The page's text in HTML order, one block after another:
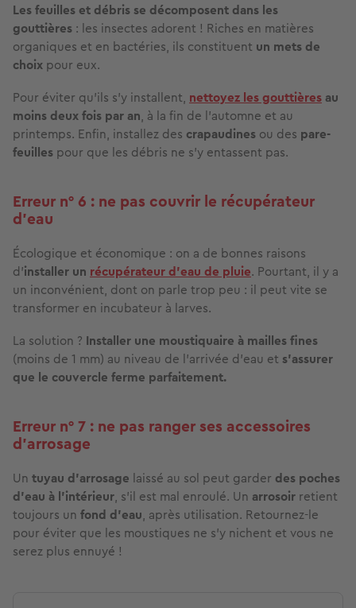
Les feuilles et débris se décomposent dans les
gouttières : les insectes adorent ! Riches en matières
organiques et en bactéries, ils constituent un mets de
choix pour eux.
Pour éviter qu'ils s'y installent, nettoyez les gouttières au
moins deux fois par an, à la fin de l'automne et au
printemps. Enfin, installez des crapaudines ou des pare-
feuilles pour que les débris ne s’y entassent pas.
Erreur n° 6 : ne pas couvrir le récupérateur
d’eau
Écologique et économique : on a de bonnes raisons
d’installer un récupérateur d’eau de pluie. Pourtant, il y a
un inconvénient, dont on parle trop peu : il peut vite se
transformer en incubateur à larves.
La solution ? Installer une moustiquaire à mailles fines
(moins de 1 mm) au niveau de l'arrivée d'eau et s'assurer
que le couvercle ferme parfaitement.
Erreur n° 7 : ne pas ranger ses accessoires
d’arrosage
Un tuyau d'arrosage laissé au sol peut garder des poches
d'eau à l'intérieur, s'il est mal enroulé. Un arrosoir retient
toujours un fond d'eau, après utilisation. Retournez-le
pour éviter que les moustiques ne s’y nichent et vous ne
serez plus ennuyé !